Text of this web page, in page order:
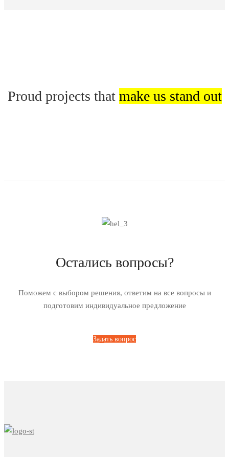
Proud projects that make us stand out
Остались вопросы?
Поможем с выбором решения, ответим на все вопросы и
подготовим индивидуальное предложение
Задать вопрос